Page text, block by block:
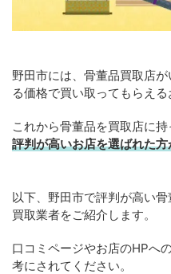
野田市には、骨董品買取店
る価格で買い取ってもらえる
これから骨董品を買取店に持
評判が高いお店を選ばれた方
以下、野田市で評判が高い
買取業者をご紹介します。
口コミページやお店のHPへ
考にされてください。